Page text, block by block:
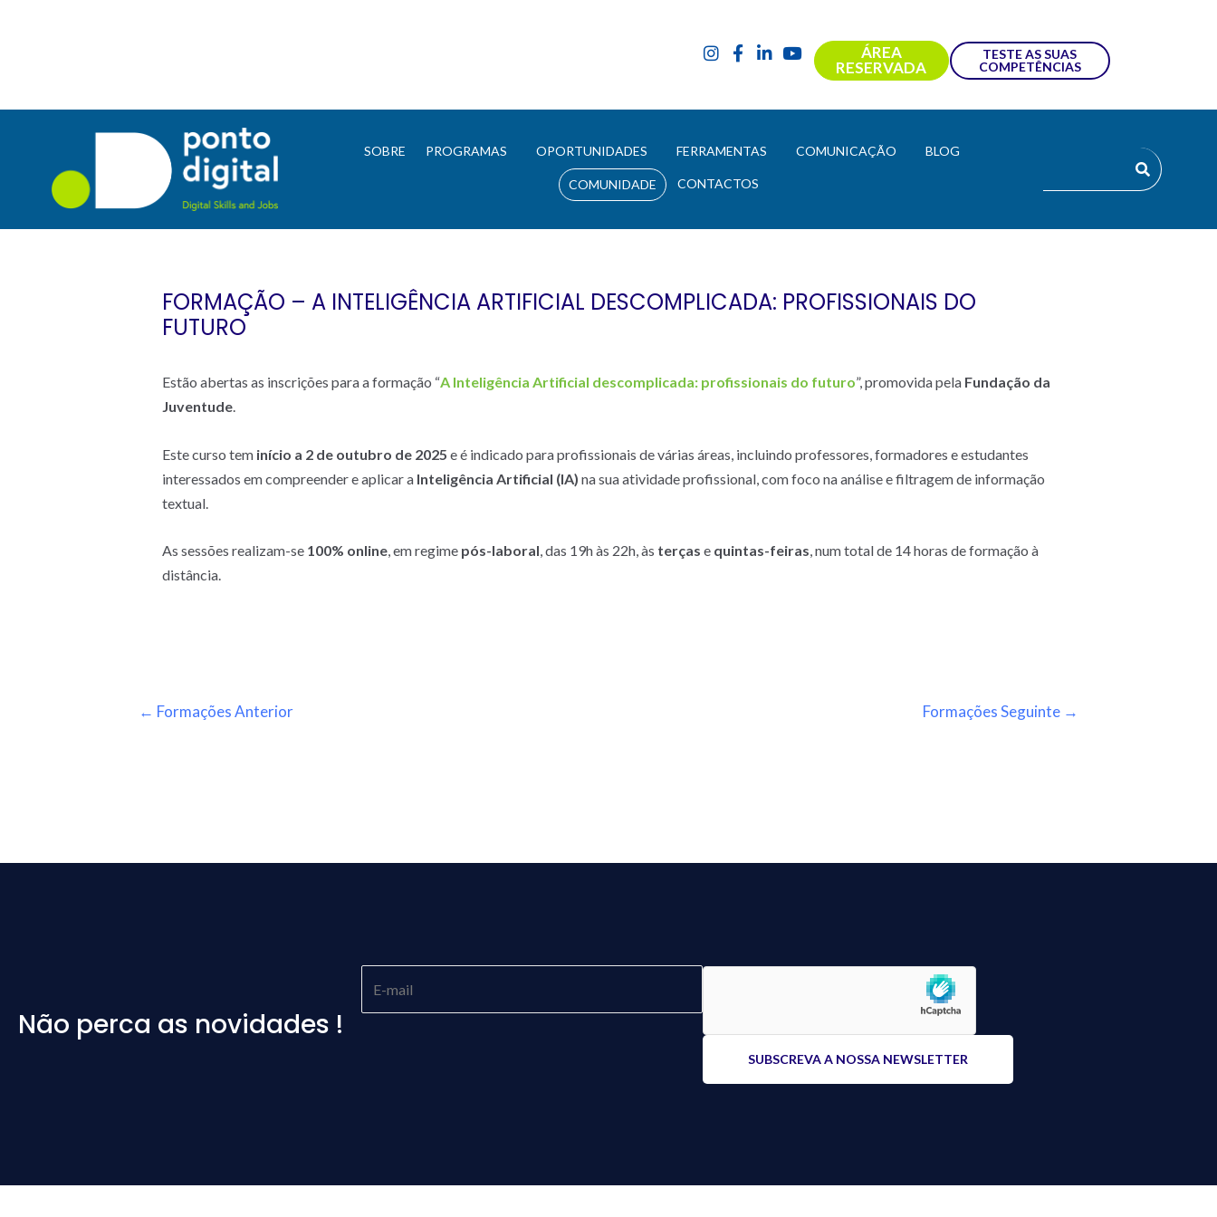
ÁREA
RESERVADA
TESTE AS SUAS
COMPETÊNCIAS
SOBRE PROGRAMAS OPORTUNIDADES FERRAMENTAS COMUNICAÇÃO BLOG
COMUNIDADE CONTACTOS
FORMAÇÃO – A INTELIGÊNCIA ARTIFICIAL DESCOMPLICADA: PROFISSIONAIS DO
FUTURO
Estão abertas as inscrições para a formação “A Inteligência Artificial descomplicada: profissionais do futuro”, promovida pela Fundação da
Juventude.
Este curso tem início a 2 de outubro de 2025 e é indicado para profissionais de várias áreas, incluindo professores, formadores e estudantes
interessados em compreender e aplicar a Inteligência Artificial (IA) na sua atividade profissional, com foco na análise e filtragem de informação
textual.
As sessões realizam-se 100% online, em regime pós-laboral, das 19h às 22h, às terças e quintas-feiras, num total de 14 horas de formação à
distância.
← Formações Anterior Formações Seguinte →
Não perca as novidades !